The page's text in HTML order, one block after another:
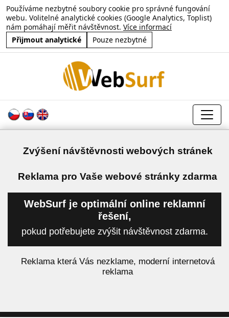
Používáme nezbytné soubory cookie pro správné fungování
webu. Volitelné analytické cookies (Google Analytics, Toplist)
nám pomáhají měřit návštěvnost. Více informací
Přijmout analytické
Pouze nezbytné
Zvýšení návštěvnosti webových stránek
Reklama pro Vaše webové stránky zdarma
WebSurf je optimální online reklamní
řešení,
pokud potřebujete zvýšit návštěvnost zdarma.
Reklama která Vás nezklame, moderní internetová
reklama